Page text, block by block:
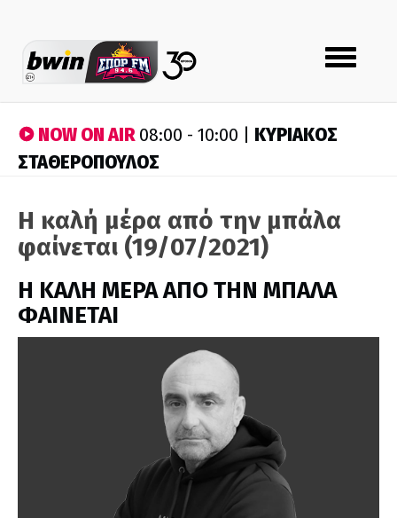
Toggle
navigation
NOW ON AIR08:00 - 10:00 | ΚΥΡΙΑΚΟΣ
ΣΤΑΘΕΡΟΠΟΥΛΟΣ
Η καλή μέρα από την μπάλα
φαίνεται (19/07/2021)
H ΚΑΛΗ ΜΕΡΑ ΑΠΟ ΤΗΝ ΜΠΑΛΑ
ΦΑΙΝΕΤΑΙ